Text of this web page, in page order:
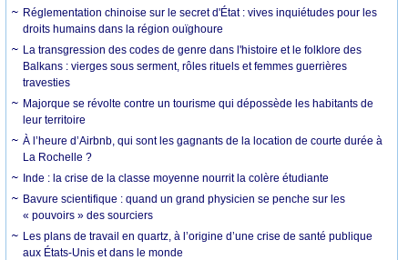
Réglementation chinoise sur le secret d'État : vives inquiétudes pour les
droits humains dans la région ouïghoure
La transgression des codes de genre dans l'histoire et le folklore des
Balkans : vierges sous serment, rôles rituels et femmes guerrières
travesties
Majorque se révolte contre un tourisme qui dépossède les habitants de
leur territoire
À l’heure d’Airbnb, qui sont les gagnants de la location de courte durée à
La Rochelle ?
Inde : la crise de la classe moyenne nourrit la colère étudiante
Bavure scientifique : quand un grand physicien se penche sur les
« pouvoirs » des sourciers
Les plans de travail en quartz, à l’origine d’une crise de santé publique
aux États-Unis et dans le monde